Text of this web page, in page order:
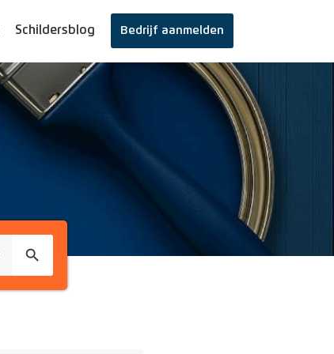
Schildersblog Bedrijf aanmelden
search